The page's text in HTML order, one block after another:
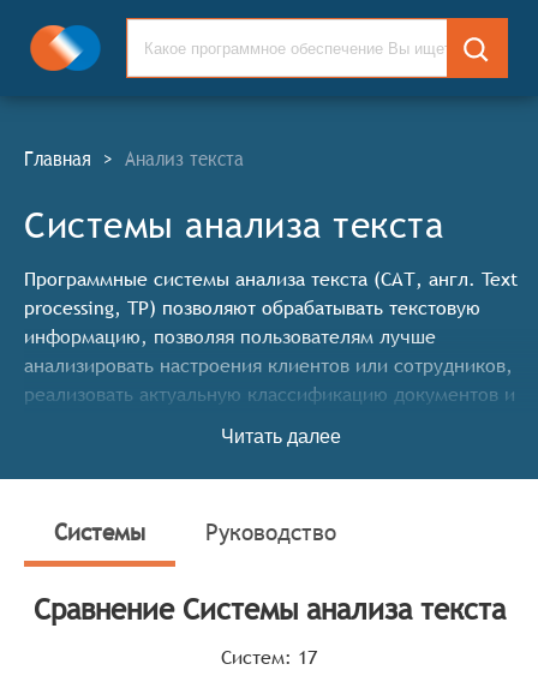
Главная > Анализ текста
Системы анализа текста
Программные системы анализа текста (САТ, англ. Text
processing, TP) позволяют обрабатывать текстовую
информацию, позволяя пользователям лучше
анализировать настроения клиентов или сотрудников,
реализовать актуальную классификацию документов и
улучшить текстовый контент.
систем. Для того, чтобы быть представленными на
рынке Системы анализа текста, системы должны иметь
обработка естественного языка и извлечение
смысловых единиц из текста,
Читать далее
Системы Руководство
Сравнение Системы анализа текста
Систем: 17